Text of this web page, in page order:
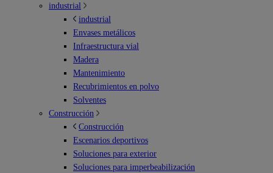
industrial
industrial
Envases metálicos
Infraestructura vial
Madera
Mantenimiento
Recubrimientos en polvo
Solventes
Construcción
Construcción
Escenarios deportivos
Soluciones para exterior
Soluciones para imperbeabilización